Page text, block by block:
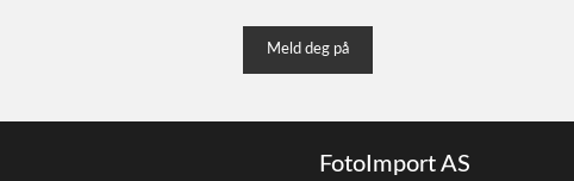
Meld deg på
FotoImport AS